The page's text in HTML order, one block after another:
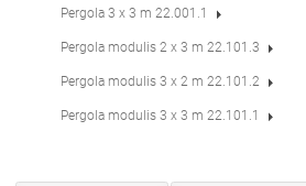
Pergola 3 x 3 m 22.001.1
Pergola modulis 2 x 3 m 22.101.3
Pergola modulis 3 x 2 m 22.101.2
Pergola modulis 3 x 3 m 22.101.1